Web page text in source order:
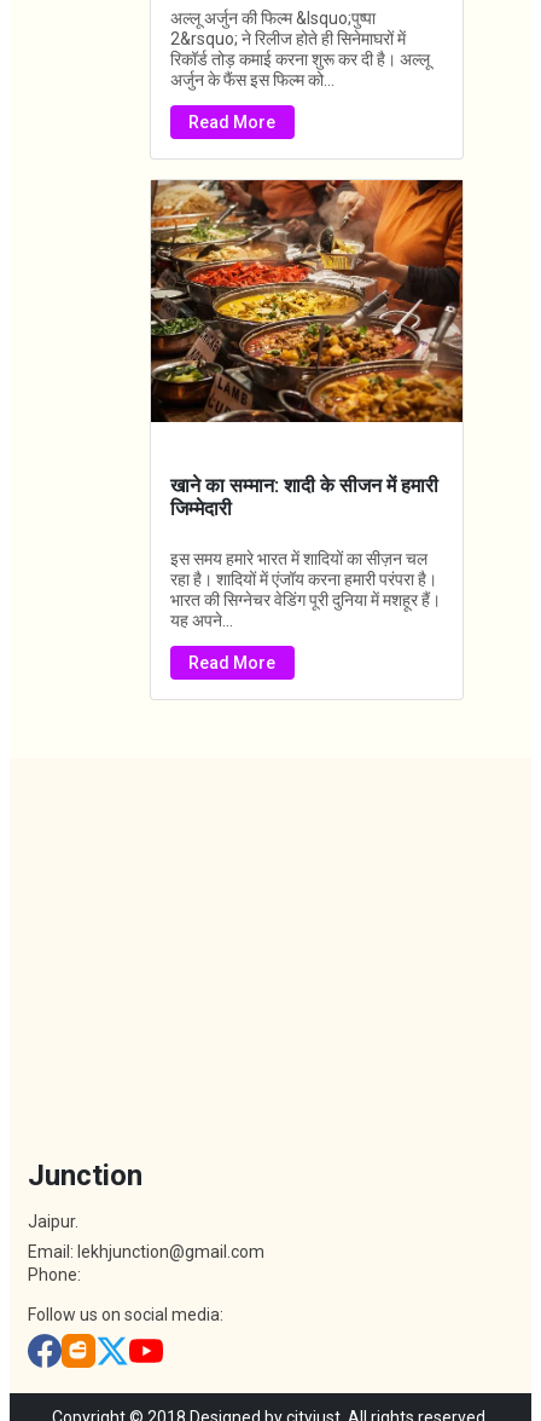
अल्लू अर्जुन की फिल्म &lsquo;पुष्पा
2&rsquo; ने रिलीज होते ही सिनेमाघरों में
रिकॉर्ड तोड़ कमाई करना शुरू कर दी है। अल्लू
अर्जुन के फैंस इस फिल्म को...
Read More
खाने का सम्मान: शादी के सीजन में हमारी
जिम्मेदारी
इस समय हमारे भारत में शादियों का सीज़न चल
रहा है। शादियों में एंजॉय करना हमारी परंपरा है।
भारत की सिग्नेचर वेडिंग पूरी दुनिया में मशहूर हैं।
यह अपने...
Read More
Junction
Jaipur.
Email: lekhjunction@gmail.com
Phone:
Follow us on social media: